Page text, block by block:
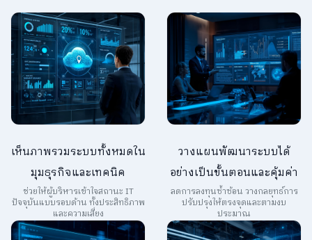
เห็นภาพรวมระบบทั้งหมดใน
มุมธุรกิจและเทคนิค
ช่วยให้ผู้บริหารเข้าใจสถานะ IT
ปัจจุบันแบบรอบด้าน ทั้งประสิทธิภาพ
และความเสี่ยง
วางแผนพัฒนาระบบได้
อย่างเป็นขั้นตอนและคุ้มค่า
ลดการลงทุนซ้ำซ้อน วางกลยุทธ์การ
ปรับปรุงให้ตรงจุดและตามงบ
ประมาณ